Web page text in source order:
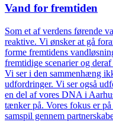
Vand for fremtiden
Som et af verdens førende
reaktive. Vi ønsker at gå
forme fremtidens
fremtidige scenarier og
Vi ser i den sammenhæng
udfordringer. Vi ser også
en del af vores DNA i
tænker på. Vores fokus er
samspil gennem